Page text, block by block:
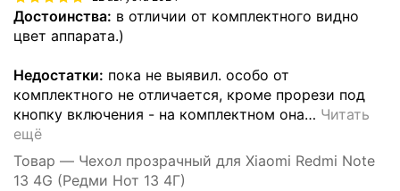
Достоинства: в отличии от комплектного видно
цвет аппарата.)
Недостатки: пока не выявил. особо от
комплектного не отличается, кроме прорези под
кнопку включения - на комплектном она… Читать
ещё
Товар — Чехол прозрачный для Xiaomi Redmi Note
13 4G (Редми Нот 13 4Г)